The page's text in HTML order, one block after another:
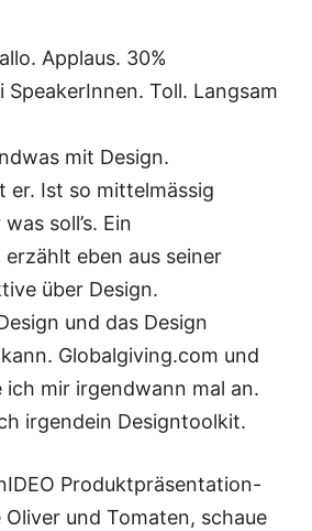
Applaus. 30%
SpeakerInnen. Toll. Langsam
mit Design.
er. Ist so mittelmässig
soll’s. Ein
eben aus seiner
über Design.
und das Design
Globalgiving.com und
ich mir irgendwann mal an.
irgendein Designtoolkit.
Produktpräsentation-
und Tomaten, schaue